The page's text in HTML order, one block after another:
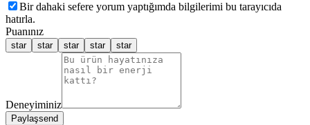
Bir dahaki sefere yorum yaptığımda bilgilerimi bu tarayıcıda
hatırla.
Puanınız
star star star star star
Deneyiminiz
Paylaşsend